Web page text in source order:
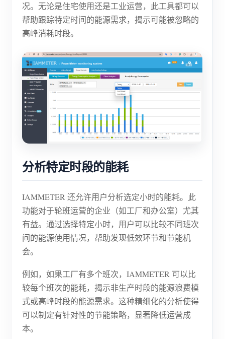
况。无论是住宅使用还是工业运营，此工具都可以
帮助跟踪特定时间的能源需求，揭示可能被忽略的
高峰消耗时段。
分析特定时段的能耗
IAMMETER 还允许用户分析选定小时的能耗。此
功能对于轮班运营的企业（如工厂和办公室）尤其
有益。通过选择特定小时，用户可以比较不同班次
间的能源使用情况，帮助发现低效环节和节能机
会。
例如，如果工厂有多个班次，IAMMETER 可以比
较每个班次的能耗，揭示非生产时段的能源浪费模
式或高峰时段的能源需求。这种精细化的分析使得
可以制定有针对性的节能策略，显著降低运营成
本。